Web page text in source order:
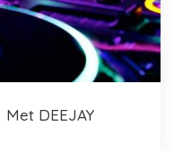
met DEEJAY